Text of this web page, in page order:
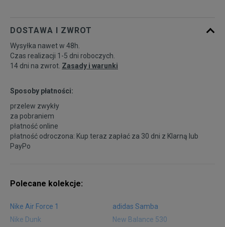
DOSTAWA I ZWROT
Wysyłka nawet w 48h.
Czas realizacji 1-5 dni roboczych.
14 dni na zwrot. Zasady i warunki
Sposoby płatności:
przelew zwykły
za pobraniem
płatność online
płatność odroczona: Kup teraz zapłać za 30 dni z Klarną lub
PayPo
Polecane kolekcje:
Nike Air Force 1
adidas Samba
Nike Dunk
New Balance 530